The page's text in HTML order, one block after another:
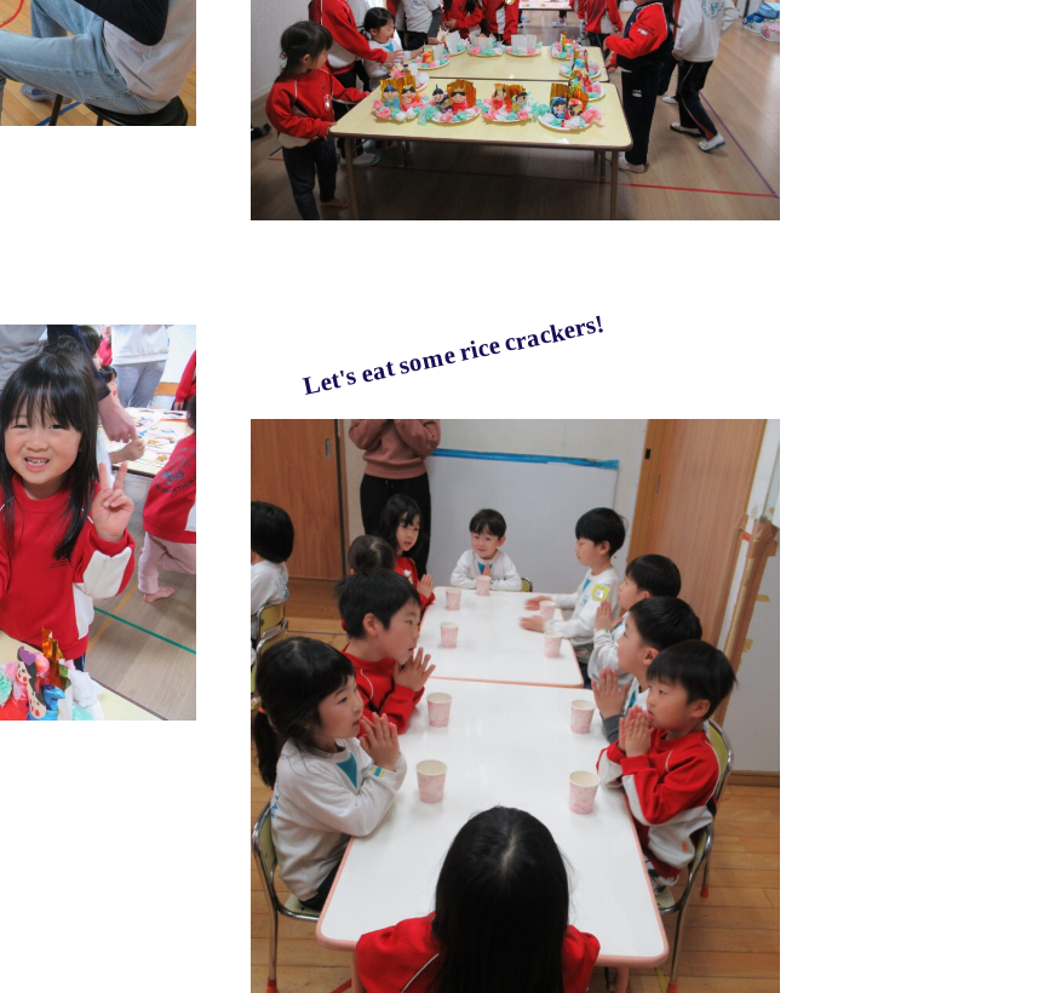
Let's eat some rice crackers!